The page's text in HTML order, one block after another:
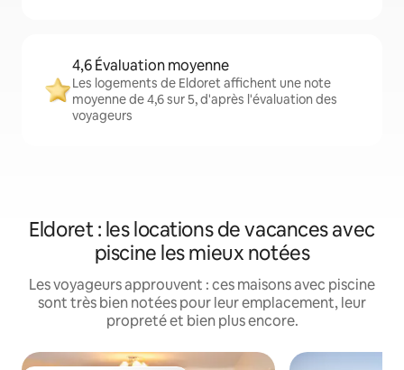
4,6 Évaluation moyenne
Les logements de Eldoret affichent une note
moyenne de 4,6 sur 5, d'après l'évaluation des
voyageurs
Eldoret : les locations de vacances avec
piscine les mieux notées
Les voyageurs approuvent : ces maisons avec piscine
sont très bien notées pour leur emplacement, leur
propreté et bien plus encore.